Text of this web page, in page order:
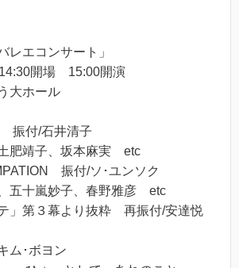
エコンサート」
開場 15:00開演
大ホール
振付/石井清子
靖子、坂本麻実 etc
振付/ソ･ユンソク
十嵐妙子、春野雅彦 etc
テ」第３幕より抜粋 再振付/安達悦
･ボヨン